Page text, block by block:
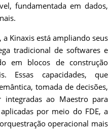
fundamentada em dados,
Kinaxis está ampliando seus
tradicional de softwares e
em blocos de construção
Essas capacidades, que
tomada de decisões,
ao Maestro para
por meio do FDE, a
operacional mais